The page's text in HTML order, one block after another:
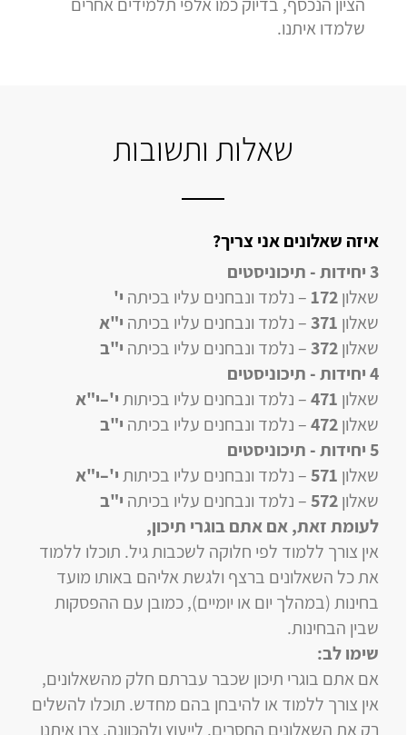
הציון הנכסף, בדיוק כמו אלפי תלמידים אחרים
שלמדו איתנו.
שאלות ותשובות
איזה שאלונים אני צריך?
3 יחידות - תיכוניסטים
שאלון172– נלמד ונבחנים עליו בכיתה י'
שאלון 371– נלמד ונבחנים עליו בכיתה י"א
שאלון372– נלמד ונבחנים עליו בכיתה י"ב
4 יחידות
- תיכוניסטים
שאלון 471
–נלמד ונבחנים עליו בכיתותי'–י"א
שאלון472
–נלמד ונבחנים עליו בכיתה י"ב
5 יחידות
- תיכוניסטים
שאלון 571
–נלמד ונבחנים עליו בכיתותי'–י"א
שאלון572
–נלמד ונבחנים עליו בכיתה י"ב
לעומת זאת, אם אתם בוגרי תיכון,
אין צורך ללמוד לפי חלוקה לשכבות גיל. תוכלו ללמוד
את כל השאלונים ברצף ולגשת אליהם באותו מועד
בחינות (במהלך יום או יומיים), כמובן עם ההפסקות
שבין הבחינות.
שימו לב:
אם אתם בוגרי תיכון שכבר עברתם חלק מהשאלונים,
אין צורך ללמוד או להיבחן בהם מחדש. תוכלו להשלים
רק את השאלונים החסרים. לייעוץ ולהכוונה, צרו איתנו